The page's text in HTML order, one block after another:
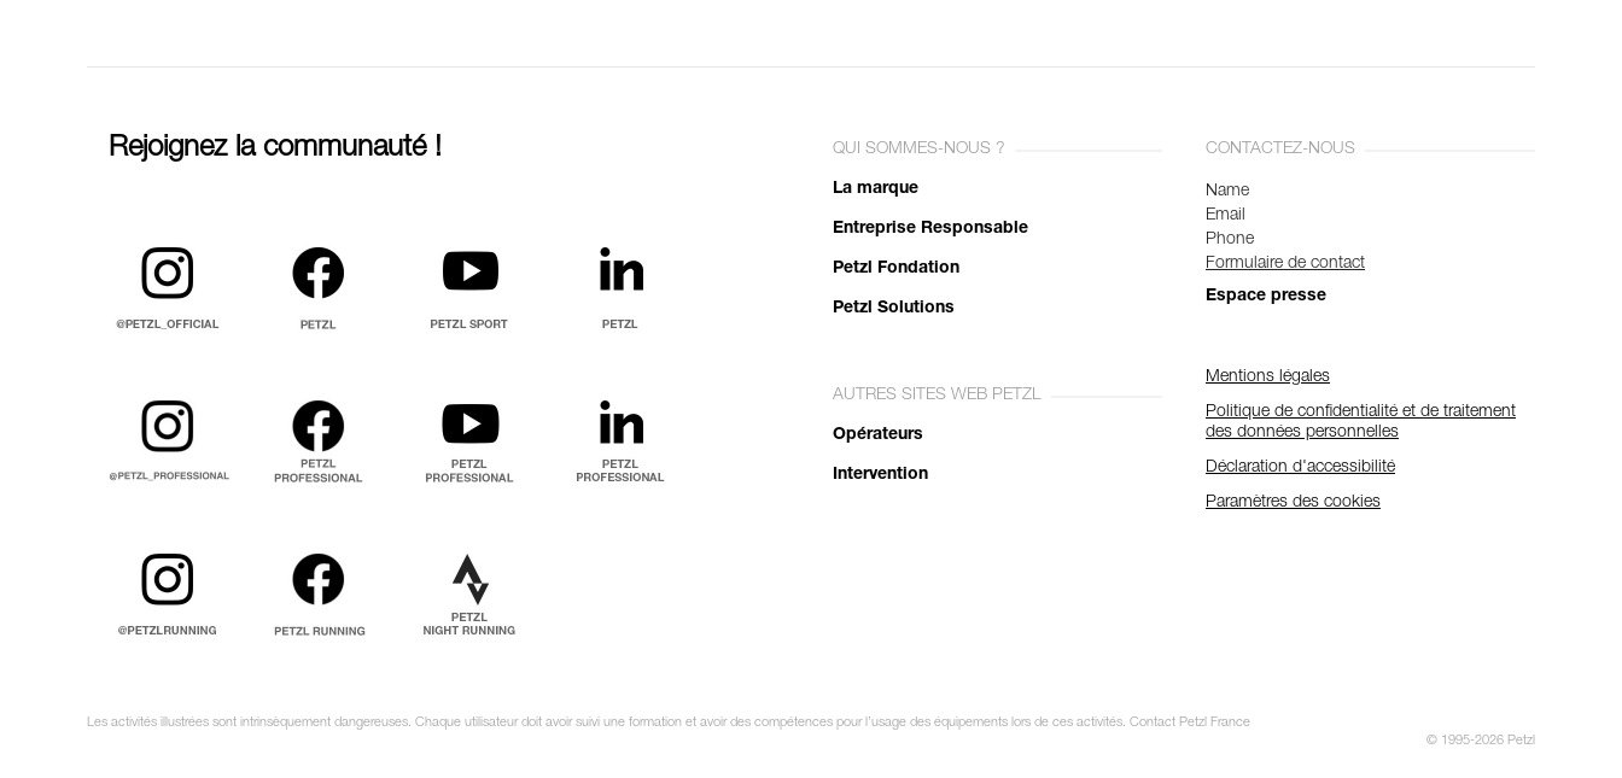
Rejoignez la communauté ! QUI SOMMES-NOUS ?
La marque
Entreprise Responsable
Petzl Fondation
Petzl Solutions
AUTRES SITES WEB PETZL
Opérateurs
Intervention
CONTACTEZ-NOUS
Name
Email
Phone
Formulaire de contact
Espace presse
Mentions légales
Politique de confidentialité et de traitement
des données personnelles
Déclaration d'accessibilité
Paramètres des cookies
Les activités illustrées sont intrinsèquement dangereuses. Chaque utilisateur doit avoir suivi une formation et avoir des compétences pour l’usage des équipements lors de ces activités. Contact Petzl France
© 1995-2026 Petzl